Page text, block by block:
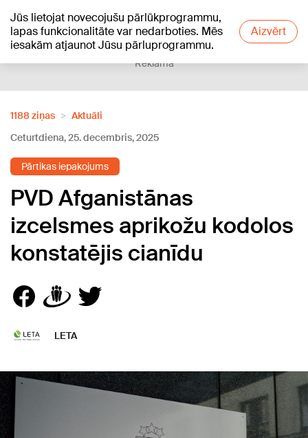
Jūs lietojat novecojušu pārlūkprogrammu,
lapas funkcionalitāte var nedarboties. Mēs
iesakām atjaunot Jūsu pārluprogrammu.
Aizvērt
+21°C
Reklāma
1188 ziņas
Aktuāli
Ceturtdiena, 25. decembris, 2025
Pārtikas iepakojums
PVD Afganistānas
izcelsmes aprikožu kodolos
konstatējis cianīdu
LETA